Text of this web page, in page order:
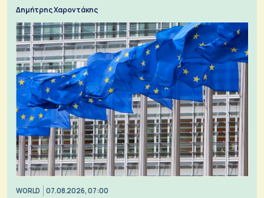
Δημήτρης Χαροντάκης
WORLD 07.08.2026, 07:00